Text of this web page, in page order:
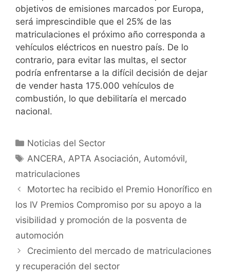
objetivos de emisiones marcados por Europa,
será imprescindible que el 25% de las
matriculaciones el próximo año corresponda a
vehículos eléctricos en nuestro país. De lo
contrario, para evitar las multas, el sector
podría enfrentarse a la difícil decisión de dejar
de vender hasta 175.000 vehículos de
combustión, lo que debilitaría el mercado
nacional.
Noticias del Sector
ANCERA,APTA Asociación,Automóvil,
matriculaciones
Motortec ha recibido el Premio Honorífico en
los IV Premios Compromiso por su apoyo a la
visibilidad y promoción de la posventa de
automoción
Crecimiento del mercado de matriculaciones
y recuperación del sector